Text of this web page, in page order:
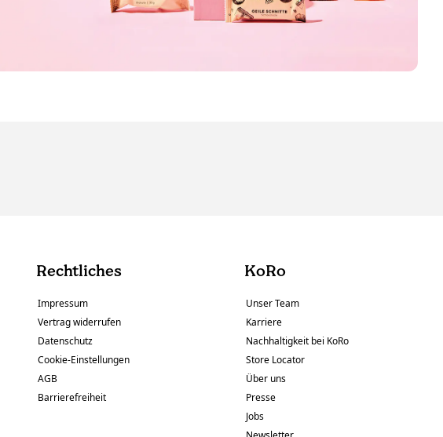
Rechtliches
Impressum
Vertrag widerrufen
Datenschutz
Cookie-Einstellungen
AGB
Barrierefreiheit
KoRo
Unser Team
Karriere
Nachhaltigkeit bei KoRo
Store Locator
Über uns
Presse
Jobs